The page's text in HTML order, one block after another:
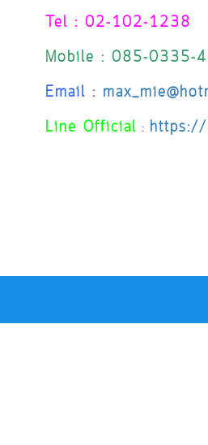
Tel : 02-102-1238
Mobile : 085-0335-
Email :
Line Official : https://